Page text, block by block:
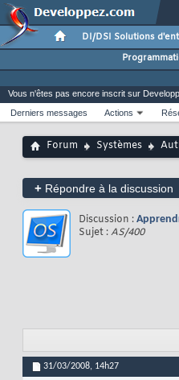
DI/DSI Solutions
Vous n'êtes pas encore inscrit sur
Derniers messages
Actions
Forum Systèmes
+ Répondre à la discussion
Discussion :
Sujet :AS/400
31/03/2008, 14h27